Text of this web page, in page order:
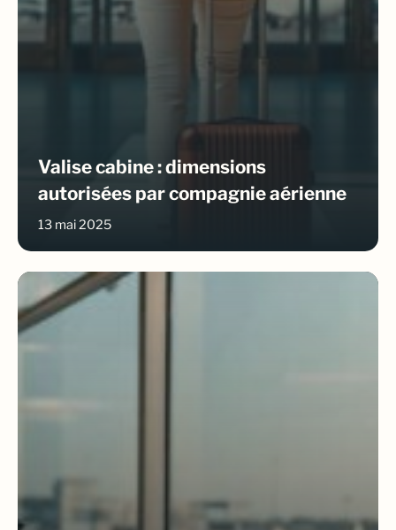
Valise cabine : dimensions
autorisées par compagnie aérienne
13 mai 2025